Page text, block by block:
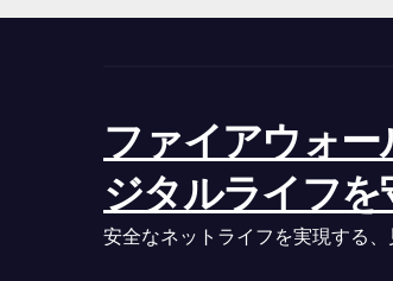
ファイアウォ
ジタルライフを
安全なネットライフを実現する